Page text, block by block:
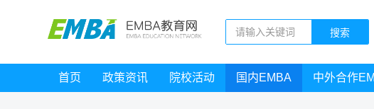
首页 政策资讯 院校活动 国内EMBA 中外合作